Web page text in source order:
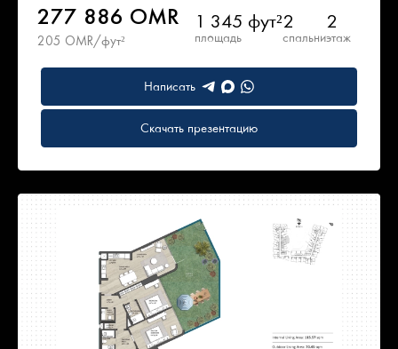
277 886 OMR
205 OMR/фут²
1 345 фут²
площадь
2
спальни
2
этаж
Написать
Скачать презентацию